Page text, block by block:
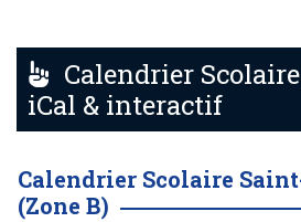
Calendrier
iCal & interactif
Calendrier Scolaire
(Zone B)